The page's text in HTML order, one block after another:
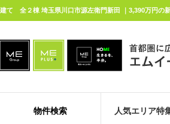
物件検索 人気エリア特